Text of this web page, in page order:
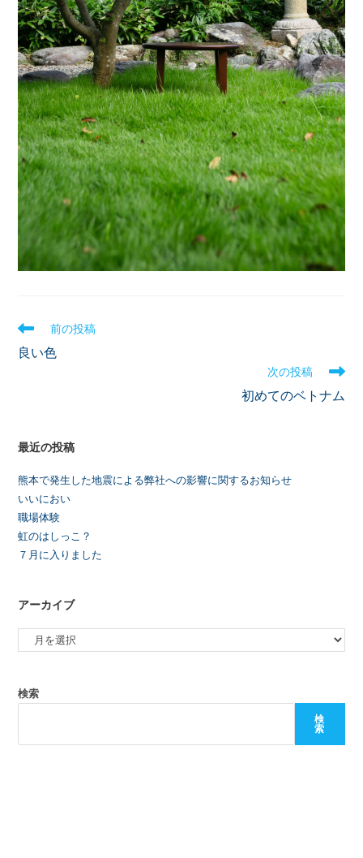
前の投稿
良い色
次の投稿
初めてのベトナム
最近の投稿
熊本で発生した地震による弊社への影響に関するお知らせ
いいにおい
職場体験
虹のはしっこ？
７月に入りました
アーカイブ
検索
検
索